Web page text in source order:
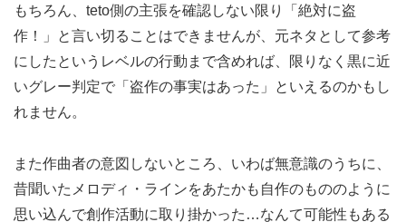
もちろん、teto側の主張を確認しない限り「絶対に盗
作！」と言い切ることはできませんが、元ネタとして参考
にしたというレベルの行動まで含めれば、限りなく黒に近
いグレー判定で「盗作の事実はあった」といえるのかもし
れません。
また作曲者の意図しないところ、いわば無意識のうちに、
昔聞いたメロディ・ラインをあたかも自作のもののように
思い込んで創作活動に取り掛かった…なんて可能性もある